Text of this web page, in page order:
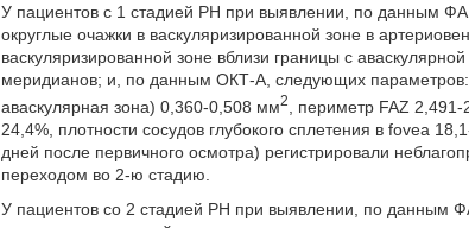
У пациентов с 1 стадией РН при выявлении, по данным
округлые очажки в васкуляризированной зоне в
васкуляризированной зоне вблизи границы с
меридианов; и, по данным ОКТ-А, следующих
аваскулярная зона) 0,360-0,508 мм2
, периметр FAZ
24,4%, плотности сосудов глубокого сплетения в fovea
дней после первичного осмотра) регистрировали
переходом во 2-ю стадию.
У пациентов со 2 стадией РН при выявлении, по данным